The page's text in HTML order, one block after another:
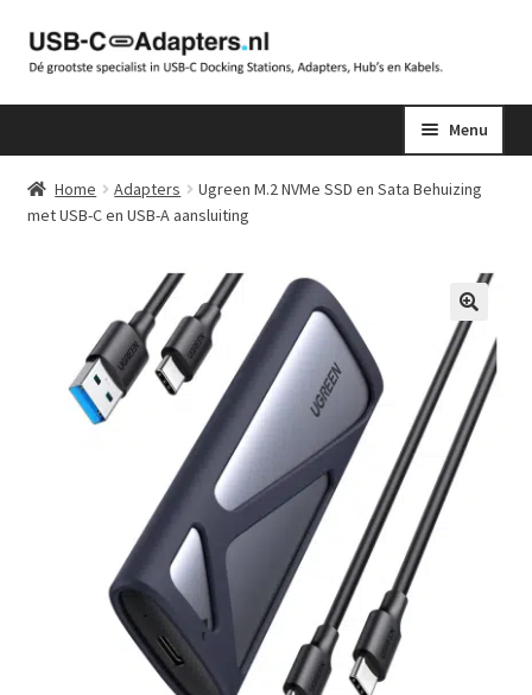
Ga
navigatie
Ga
inhoud
Menu
Home Adapters
Ugreen M.2 NVMe SSD en Sata Behuizing
met USB-C en USB-A aansluiting
🔍